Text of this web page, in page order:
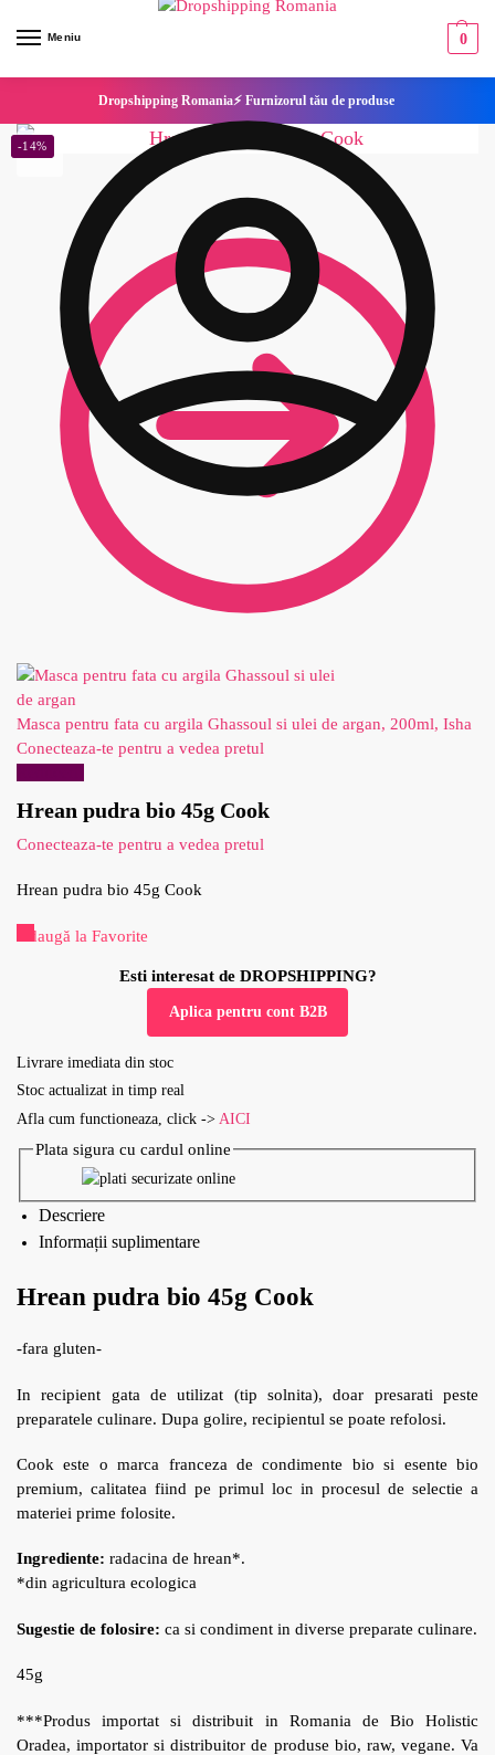
Meniu 0
Dropshipping Romania⚡ Furnizorul tău de produse
Masca pentru fata cu argila Ghassoul si ulei de argan, 200ml, Isha
Conecteaza-te pentru a vedea pretul
Hrean pudra bio 45g Cook
Conecteaza-te pentru a vedea pretul
-14%
Hrean pudra bio 45g Cook
Adaugă la Favorite
Esti interesat de DROPSHIPPING?
Aplica pentru cont B2B
Livrare imediata din stoc
Stoc actualizat in timp real
Afla cum functioneaza, click -> AICI
Plata sigura cu cardul online
Descriere
Informații suplimentare
Hrean pudra bio 45g Cook
-fara gluten-
In recipient gata de utilizat (tip solnita), doar presarati peste
preparatele culinare. Dupa golire, recipientul se poate refolosi.
Cook este o marca franceza de condimente bio si esente bio
premium, calitatea fiind pe primul loc in procesul de selectie a
materiei prime folosite.
Ingrediente: radacina de hrean*.
*din agricultura ecologica
Sugestie de folosire: ca si condiment in diverse preparate culinare.
45g
***Produs importat si distribuit in Romania de Bio Holistic
Oradea, importator si distribuitor de produse bio, raw, vegane. Va